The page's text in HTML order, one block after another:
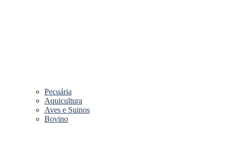
Pecuária
Aquicultura
Aves e Suinos
Bovino